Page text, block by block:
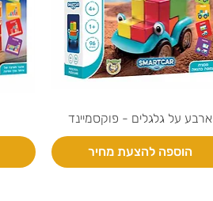
ארבע על גלגלים - פוקסמיינד
הוספה להצעת מחיר